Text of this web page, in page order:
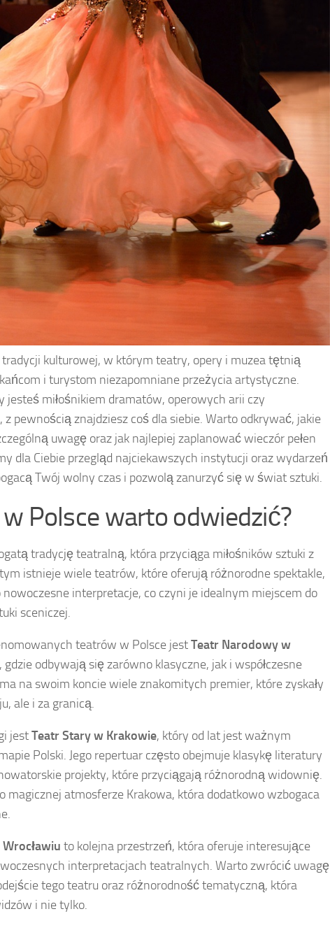
tradycji kulturowej, w którym teatry, opery i muzea tętnią
i turystom niezapomniane przeżycia artystyczne.
jesteś miłośnikiem dramatów, operowych arii czy
pewnością znajdziesz coś dla siebie. Warto odkrywać, jakie
uwagę oraz jak najlepiej zaplanować wieczór pełen
dla Ciebie przegląd najciekawszych instytucji oraz wydarzeń
Twój wolny czas i pozwolą zanurzyć się w świat sztuki.
w Polsce warto odwiedzić?
tradycję teatralną, która przyciąga miłośników sztuki z
istnieje wiele teatrów, które oferują różnorodne spektakle,
nowoczesne interpretacje, co czyni je idealnym miejscem do
sceniczej.
teatrów w Polsce jestTeatr Narodowy w
gdzie odbywają się zarówno klasyczne, jak i współczesne
na swoim koncie wiele znakomitych premier, które zyskały
ale i za granicą.
jestTeatr Stary w Krakowie, który od lat jest ważnym
Polski. Jego repertuar często obejmuje klasykę literatury
projekty, które przyciągają różnorodną widownię.
magicznej atmosferze Krakowa, która dodatkowo wzbogaca
to kolejna przestrzeń, która oferuje interesujące
interpretacjach teatralnych. Warto zwrócić uwagę
tego teatru oraz różnorodność tematyczną, która
i nie tylko.